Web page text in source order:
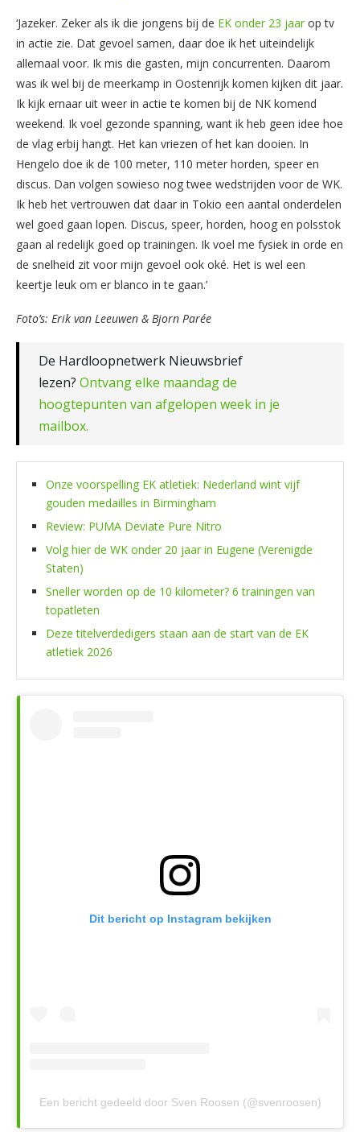
‘Jazeker. Zeker als ik die jongens bij de EK onder 23 jaar op tv
in actie zie. Dat gevoel samen, daar doe ik het uiteindelijk
allemaal voor. Ik mis die gasten, mijn concurrenten. Daarom
was ik wel bij de meerkamp in Oostenrijk komen kijken dit jaar.
Ik kijk ernaar uit weer in actie te komen bij de NK komend
weekend. Ik voel gezonde spanning, want ik heb geen idee hoe
de vlag erbij hangt. Het kan vriezen of het kan dooien. In
Hengelo doe ik de 100 meter, 110 meter horden, speer en
discus. Dan volgen sowieso nog twee wedstrijden voor de WK.
Ik heb het vertrouwen dat daar in Tokio een aantal onderdelen
wel goed gaan lopen. Discus, speer, horden, hoog en polsstok
gaan al redelijk goed op trainingen. Ik voel me fysiek in orde en
de snelheid zit voor mijn gevoel ook oké. Het is wel een
keertje leuk om er blanco in te gaan.’
Foto’s: Erik van Leeuwen & Bjorn Parée
De Hardloopnetwerk Nieuwsbrief
lezen? Ontvang elke maandag de
hoogtepunten van afgelopen week in je
mailbox.
Onze voorspelling EK atletiek: Nederland wint vijf
gouden medailles in Birmingham
Review: PUMA Deviate Pure Nitro
Volg hier de WK onder 20 jaar in Eugene (Verenigde
Staten)
Sneller worden op de 10 kilometer? 6 trainingen van
topatleten
Deze titelverdedigers staan aan de start van de EK
atletiek 2026
Dit bericht op Instagram bekijken
Een bericht gedeeld door Sven Roosen (@svenroosen)